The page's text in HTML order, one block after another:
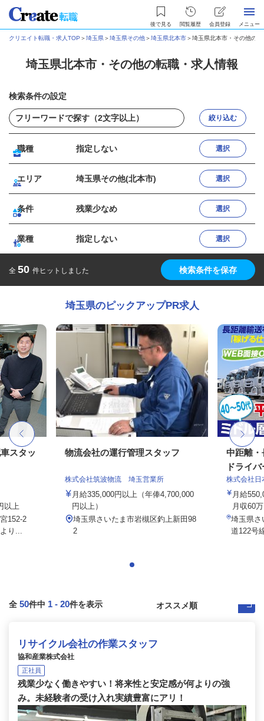
後で見る 閲覧履歴 会員登録 メニュー
クリエイト転職・求人TOP ＞埼玉県＞埼玉県その他＞埼玉県北本市＞埼玉県北本市・その他の
埼玉県北本市・その他の転職・求人情報
検索条件の設定
絞り込む
職種 指定しない 選択
エリア 埼玉県その他(北本市) 選択
条件 残業少なめ 選択
業種 指定しない 選択
全 50 件ヒットしました 検索条件を保存
埼玉県のピックアップPR求人
スタッ
以上
152-2
り...
物流会社の運行管理スタッフ
株式会社筑波物流 埼玉営業所
月給335,000円以上（年俸4,700,000
円以上）
埼玉県さいたま市岩槻区釣上新田98
2
中距離・
ドライバ
株式会社日
月給
月収60
埼玉県さ
道122号
全 50件中 1 - 20件を表示
リサイクル会社の作業スタッフ
協和産業株式会社
正社員
残業少なく働きやすい！将来性と安定感が何よりの強
み。未経験者の受け入れ実績豊富にアリ！